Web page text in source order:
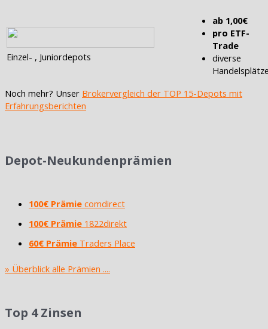
Einzel- , Juniordepots
ab 1,00€
pro ETF-
Trade
diverse
Noch mehr? Unser Brokervergleich der TOP 15-Depots mit
Erfahrungsberichten
Depot-Neukundenprämien
100€ Prämie comdirect
100€ Prämie 1822direkt
60€ Prämie Traders Place
» Überblick alle Prämien ....
Top 4 Zinsen